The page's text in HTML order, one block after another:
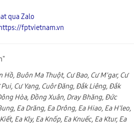
qua Zalo
https://fptvietnam.vn
Buôn Ma Thuột, Cư Bao, Cư M'gar, Cư
Cư Yang, Cuôr Đăng, Đắk Liêng, Đắk
Hòa, Đồng Xuân, Dray Bhăng, Đức
Ea Drăng, Ea Drông, Ea Hiao, Ea H'leo,
Ea Kly, Ea Knốp, Ea Knuếc, Ea Ktur, Ea